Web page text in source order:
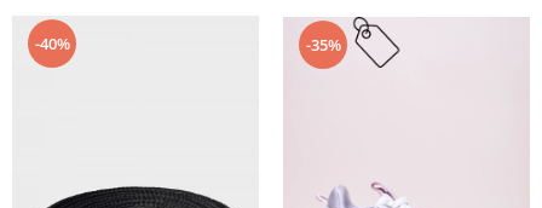
-40% -35%